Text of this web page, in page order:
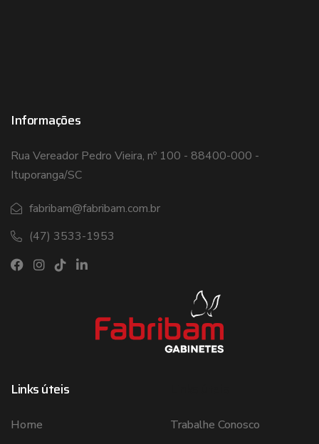
Informações
Rua Vereador Pedro Vieira, nº 100 - 88400-000 -
Ituporanga/SC
fabribam@fabribam.com.br
(47) 3533-1953
Links úteis
Home
Trabalhe Conosco